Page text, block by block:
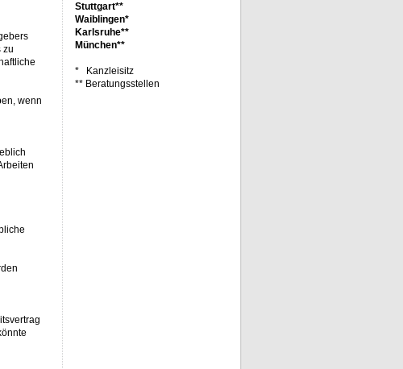
zu
wenn
Stuttgart**
Waiblingen*
Karlsruhe**
München**
* Kanzleisitz
** Beratungsstellen